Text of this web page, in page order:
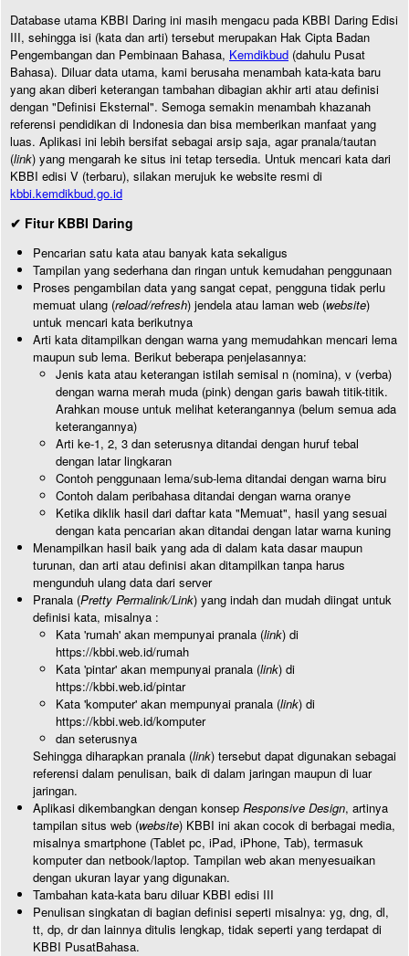
Database utama KBBI Daring ini masih mengacu pada KBBI Daring Edisi
III, sehingga isi (kata dan arti) tersebut merupakan Hak Cipta Badan
Pengembangan dan Pembinaan Bahasa, Kemdikbud (dahulu Pusat
Bahasa). Diluar data utama, kami berusaha menambah kata-kata baru
yang akan diberi keterangan tambahan dibagian akhir arti atau definisi
dengan "Definisi Eksternal". Semoga semakin menambah khazanah
referensi pendidikan di Indonesia dan bisa memberikan manfaat yang
luas. Aplikasi ini lebih bersifat sebagai arsip saja, agar pranala/tautan
(link) yang mengarah ke situs ini tetap tersedia. Untuk mencari kata dari
KBBI edisi V (terbaru), silakan merujuk ke website resmi di
kbbi.kemdikbud.go.id
✔ Fitur KBBI Daring
Pencarian satu kata atau banyak kata sekaligus
Tampilan yang sederhana dan ringan untuk kemudahan penggunaan
Proses pengambilan data yang sangat cepat, pengguna tidak perlu
memuat ulang (reload/refresh) jendela atau laman web (website)
untuk mencari kata berikutnya
Arti kata ditampilkan dengan warna yang memudahkan mencari lema
maupun sub lema. Berikut beberapa penjelasannya:
Jenis kata atau keterangan istilah semisal n (nomina), v (verba)
dengan warna merah muda (pink) dengan garis bawah titik-titik.
Arahkan mouse untuk melihat keterangannya (belum semua ada
keterangannya)
Arti ke-1, 2, 3 dan seterusnya ditandai dengan huruf tebal
dengan latar lingkaran
Contoh penggunaan lema/sub-lema ditandai dengan warna biru
Contoh dalam peribahasa ditandai dengan warna oranye
Ketika diklik hasil dari daftar kata "Memuat", hasil yang sesuai
dengan kata pencarian akan ditandai dengan latar warna kuning
Menampilkan hasil baik yang ada di dalam kata dasar maupun
turunan, dan arti atau definisi akan ditampilkan tanpa harus
mengunduh ulang data dari server
Pranala (Pretty Permalink/Link) yang indah dan mudah diingat untuk
definisi kata, misalnya :
Kata 'rumah' akan mempunyai pranala (link) di
https://kbbi.web.id/rumah
Kata 'pintar' akan mempunyai pranala (link) di
https://kbbi.web.id/pintar
Kata 'komputer' akan mempunyai pranala (link) di
https://kbbi.web.id/komputer
dan seterusnya
Sehingga diharapkan pranala (link) tersebut dapat digunakan sebagai
referensi dalam penulisan, baik di dalam jaringan maupun di luar
jaringan.
Aplikasi dikembangkan dengan konsep Responsive Design, artinya
tampilan situs web (website) KBBI ini akan cocok di berbagai media,
misalnya smartphone (Tablet pc, iPad, iPhone, Tab), termasuk
komputer dan netbook/laptop. Tampilan web akan menyesuaikan
dengan ukuran layar yang digunakan.
Tambahan kata-kata baru diluar KBBI edisi III
Penulisan singkatan di bagian definisi seperti misalnya: yg, dng, dl,
tt, dp, dr dan lainnya ditulis lengkap, tidak seperti yang terdapat di
KBBI PusatBahasa.